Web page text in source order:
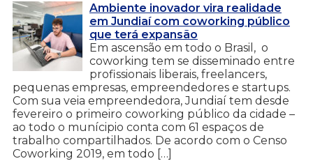
Ambiente inovador vira realidade
em Jundiaí com coworking público
que terá expansão
Em ascensão em todo o Brasil, o
coworking tem se disseminado entre
profissionais liberais, freelancers,
pequenas empresas, empreendedores e startups.
Com sua veia empreendedora, Jundiaí tem desde
fevereiro o primeiro coworking público da cidade –
ao todo o munícipio conta com 61 espaços de
trabalho compartilhados. De acordo com o Censo
Coworking 2019, em todo […]